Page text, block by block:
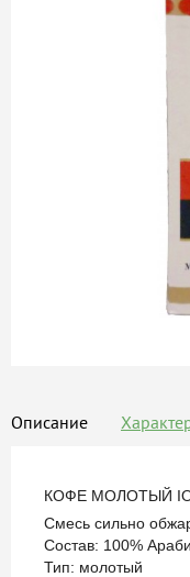
Описание
КОФЕ МОЛОТЫЙ
Смесь сильно
Состав: 100%
Тип: молотый